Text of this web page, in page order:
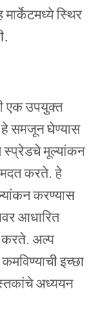
मार्केटमध्येस्थिर
एकउपयुक्त
हेसमजूनघेण्यास
स्प्रेडचेमूल्यांकन
मदतकरते. हे
करण्यास
आधारित
करते. अल्प
कमविण्याचीइच्छा
अध्ययन